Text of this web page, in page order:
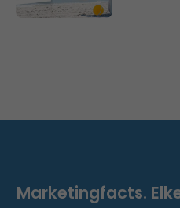
Marketingfacts.